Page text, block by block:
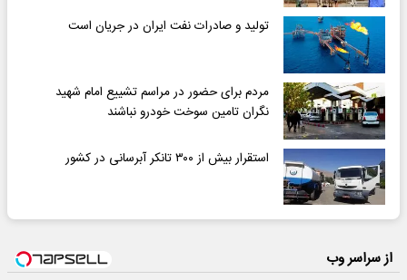
تولید و صادرات نفت ایران در جریان است
مردم برای حضور در مراسم تشییع امام شهید
نگران تامین سوخت خودرو نباشند
استقرار بیش از ۳۰۰ تانکر آبرسانی در کشور
از سراسر وب